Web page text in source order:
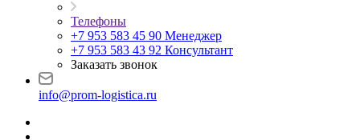
Телефоны
+7 953 583 45 90 Менеджер
+7 953 583 43 92 Консультант
Заказать звонок
info@prom-logistica.ru